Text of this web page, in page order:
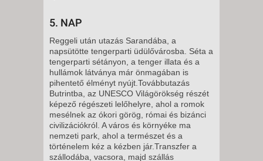
5. NAP
Reggeli után utazás Sarandába, a
napsütötte tengerparti üdülővárosba. Séta a
tengerparti sétányon, a tenger illata és a
hullámok látványa már önmagában is
pihentető élményt nyújt.Továbbutazás
Butrintba, az UNESCO Világörökség részét
képező régészeti lelőhelyre, ahol a romok
mesélnek az ókori görög, római és bizánci
civilizációkról. A város és környéke ma
nemzeti park, ahol a természet és a
történelem kéz a kézben jár.Transzfer a
szállodába, vacsora, majd szállás